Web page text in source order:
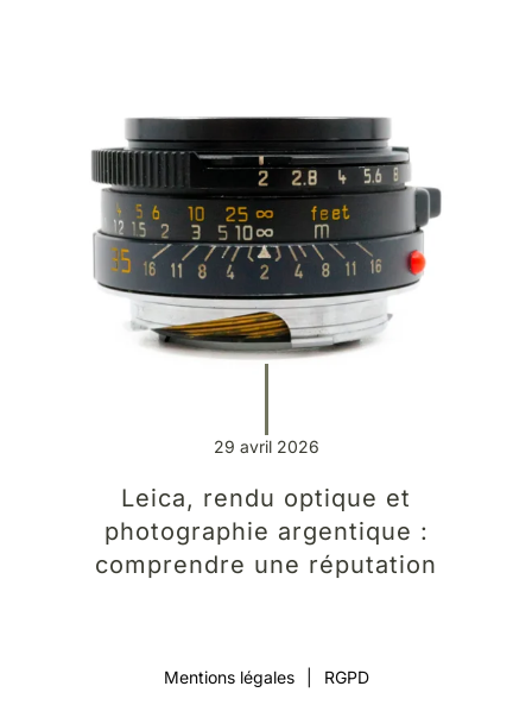
29 avril 2026
Leica, rendu optique et
photographie argentique :
comprendre une réputation
Mentions légales RGPD